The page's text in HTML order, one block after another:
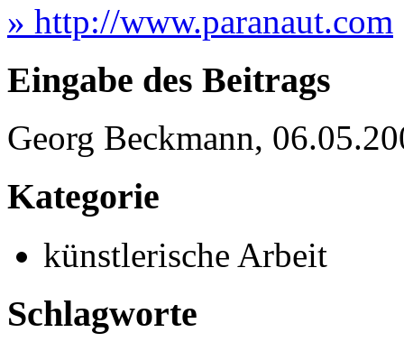
» http://www.paranaut.com
Eingabe des Beitrags
Georg Beckmann,
Kategorie
künstlerische Arbeit
Schlagworte